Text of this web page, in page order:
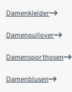
Damenkleider
Damenpullover
Damensporthosen
Damenblusen